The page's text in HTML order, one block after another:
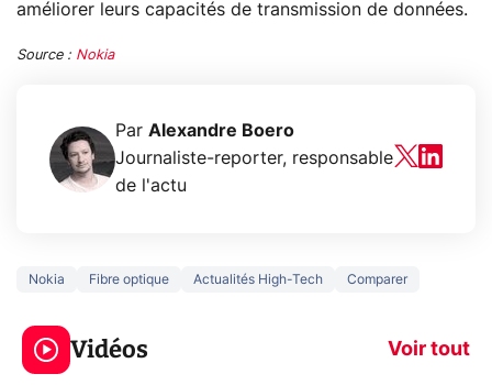
améliorer leurs capacités de transmission de données.
Source : Nokia
Par Alexandre Boero
Journaliste-reporter, responsable
de l'actu
Nokia Fibre optique Actualités High-Tech Comparer
Vidéos Voir tout
3 écrans en 1 pour
319€ ? Voici L'AOC
CQ32G4ZA !
5
prochaine